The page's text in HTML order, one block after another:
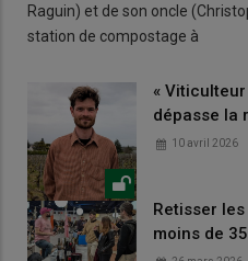
Raguin) et de son oncle
station de compostage à
«
dépasse la
10 avril 2026
Retisser
moins de